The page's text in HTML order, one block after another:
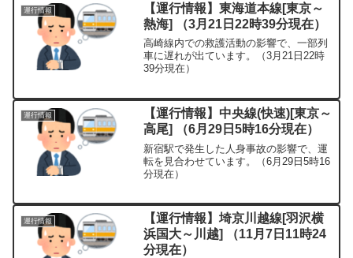
運行情報
【運行情報】東海道本線[東京～
熱海] （3月21日22時39分現在）
高崎線内での救護活動の影響で、一部列
車に遅れが出ています。（3月21日22時
39分現在）
運行情報
【運行情報】中央線(快速)[東京～
高尾] （6月29日5時16分現在）
新宿駅で発生した人身事故の影響で、運
転を見合わせています。（6月29日5時16
分現在）
運行情報
【運行情報】埼京川越線[羽沢横
浜国大～川越] （11月7日11時24
分現在）